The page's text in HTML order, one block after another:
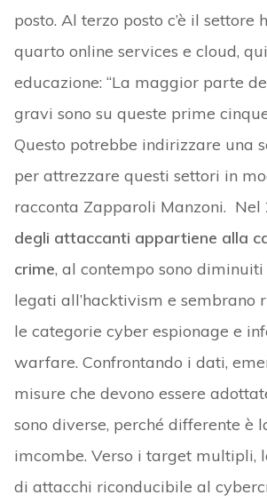
posto. Al terzo posto c’è il settore
quarto online services e cloud,
educazione: “La maggior parte
gravi sono su queste prime
Questo potrebbe indirizzare una
per attrezzare questi settori in
racconta Zapparoli Manzoni. Nel
degli attaccanti appartiene alla
crime, al contempo sono
legati all’hacktivism e sembrano
le categorie cyber espionage e
warfare. Confrontando i dati,
misure che devono essere
sono diverse, perché differente è
imcombe. Verso i target multipli,
di attacchi riconducibile al